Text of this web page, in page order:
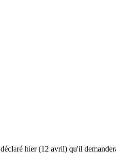
hier (12 avril) qu'il